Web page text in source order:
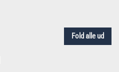
Fold alle ud